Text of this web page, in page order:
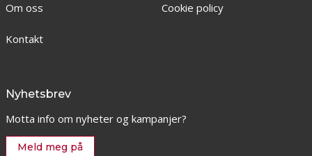
Om oss
Kontakt
Cookie policy
Nyhetsbrev
Motta info om nyheter og kampanjer?
Meld meg på